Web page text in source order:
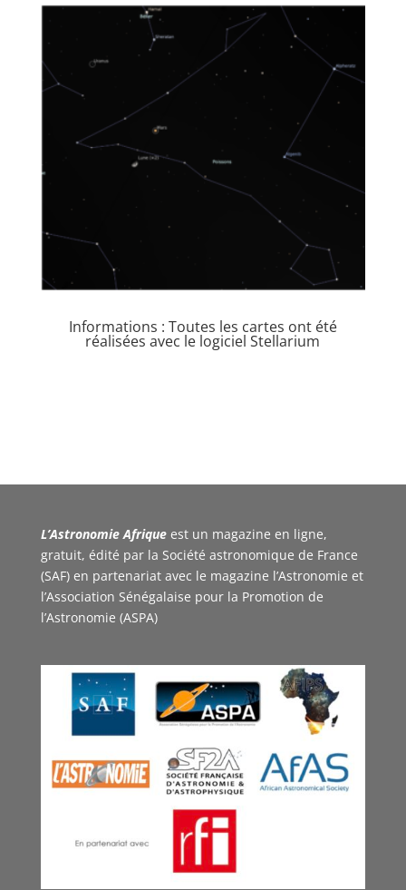
Informations : Toutes les cartes ont été
réalisées avec le logiciel Stellarium
L’Astronomie Afrique est un magazine en ligne,
gratuit, édité par la Société astronomique de France
(SAF) en partenariat avec le magazine l’Astronomie et
l’Association Sénégalaise pour la Promotion de
l’Astronomie (ASPA)